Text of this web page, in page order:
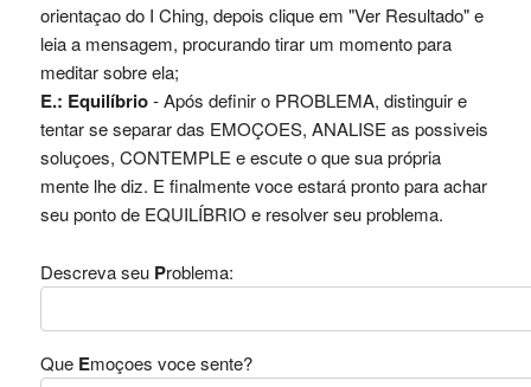
orientaçao do I Ching, depois clique em "Ver Resultado" e
leia a mensagem, procurando tirar um momento para
meditar sobre ela;
E.: Equilíbrio- Após definir o PROBLEMA, distinguir e
tentar se separar das EMOÇOES, ANALISE as possiveis
soluçoes, CONTEMPLE e escute o que sua própria
mente lhe diz. E finalmente voce estará pronto para achar
seu ponto de EQUILÍBRIO e resolver seu problema.
Descreva seu Problema:
Que Emoçoes voce sente?